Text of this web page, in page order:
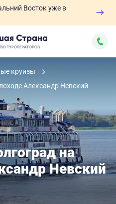
Восток уже в
круизы
Александр Невский
на
Невский